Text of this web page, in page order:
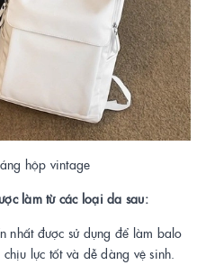
hộp vintage
làm từ các loại da sau:
nhất được sử dụng để làm balo
lực tốt và dễ dàng vệ sinh.